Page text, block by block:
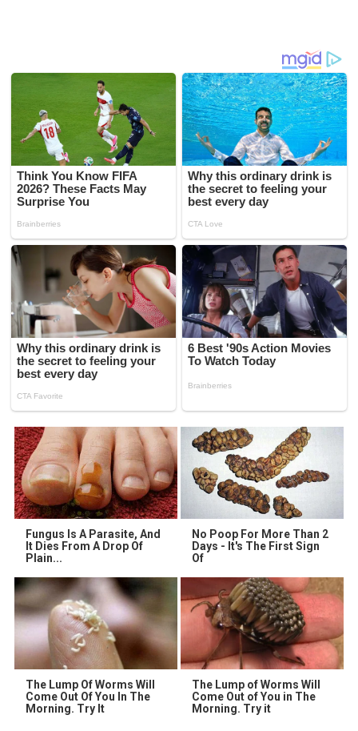
Fungus Is A Parasite, And
It Dies From A Drop Of
Plain...
No Poop For More Than 2
Days - It's The First Sign
Of
The Lump Of Worms Will
Come Out Of You In The
Morning. Try It
The Lump of Worms Will
Come Out of You in The
Morning. Try it